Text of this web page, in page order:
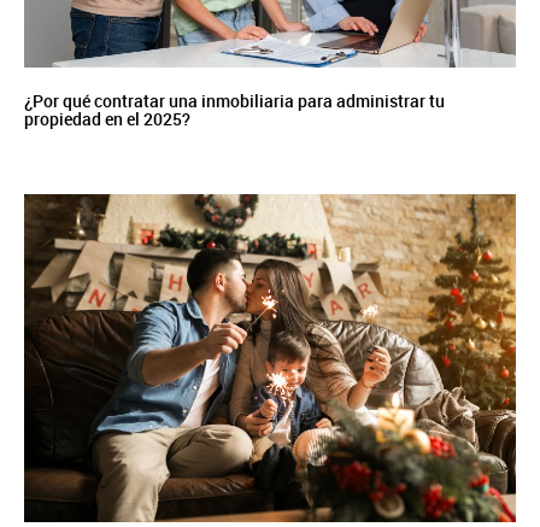
¿Por qué contratar una inmobiliaria para administrar tu
propiedad en el 2025?